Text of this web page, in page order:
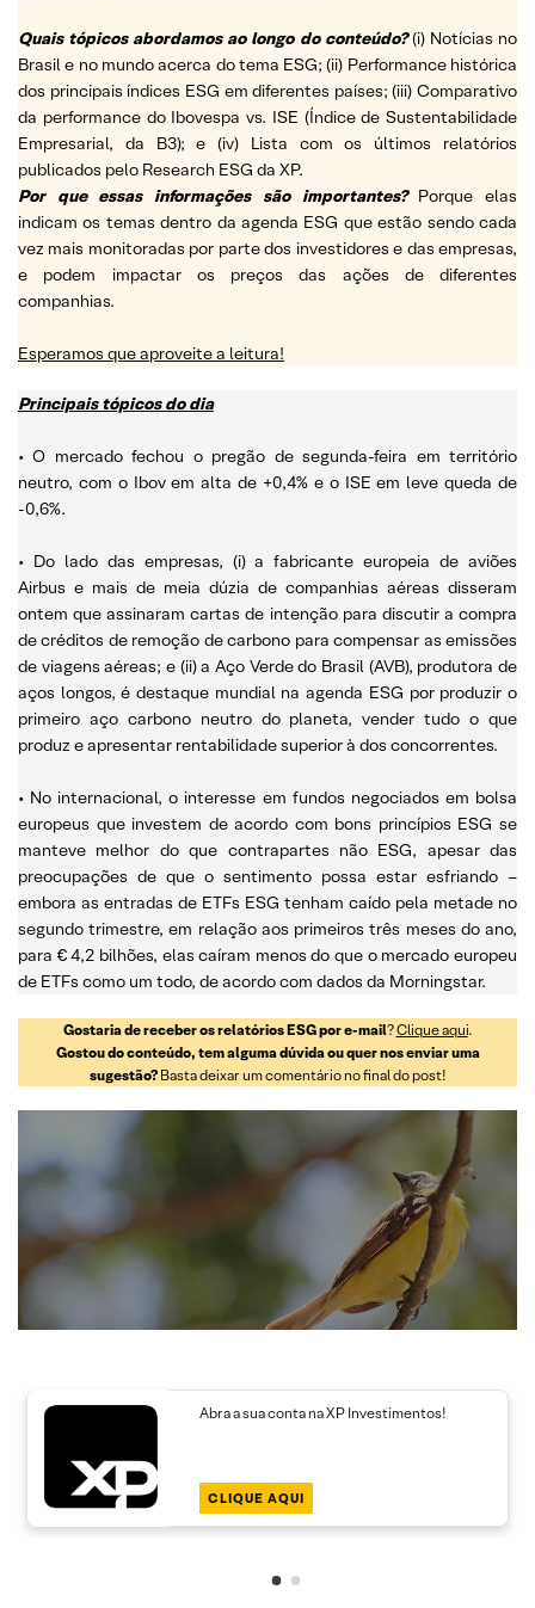
Quais tópicos abordamos ao longo do conteúdo? (i) Notícias no
Brasil e no mundo acerca do tema ESG; (ii) Performance histórica
dos principais índices ESG em diferentes países; (iii) Comparativo
da performance do Ibovespa vs. ISE (Índice de Sustentabilidade
Empresarial, da B3); e (iv) Lista com os últimos relatórios
publicados pelo Research ESG da XP.
Por que essas informações são importantes? Porque elas
indicam os temas dentro da agenda ESG que estão sendo cada
vez mais monitoradas por parte dos investidores e das empresas,
e podem impactar os preços das ações de diferentes
companhias.
Esperamos que aproveite a leitura!
Principais tópicos do dia
• O mercado fechou o pregão de segunda-feira em território
neutro, com o Ibov em alta de +0,4% e o ISE em leve queda de
-0,6%.
• Do lado das empresas, (i) a fabricante europeia de aviões
Airbus e mais de meia dúzia de companhias aéreas disseram
ontem que assinaram cartas de intenção para discutir a compra
de créditos de remoção de carbono para compensar as emissões
de viagens aéreas; e (ii) a Aço Verde do Brasil (AVB), produtora de
aços longos, é destaque mundial na agenda ESG por produzir o
primeiro aço carbono neutro do planeta, vender tudo o que
produz e apresentar rentabilidade superior à dos concorrentes.
• No internacional, o interesse em fundos negociados em bolsa
europeus que investem de acordo com bons princípios ESG se
manteve melhor do que contrapartes não ESG, apesar das
preocupações de que o sentimento possa estar esfriando –
embora as entradas de ETFs ESG tenham caído pela metade no
segundo trimestre, em relação aos primeiros três meses do ano,
para € 4,2 bilhões, elas caíram menos do que o mercado europeu
de ETFs como um todo, de acordo com dados da Morningstar.
Gostaria de receber os relatórios ESG por e-mail?Clique aqui.
Gostou do conteúdo, tem alguma dúvida ou quer nos enviar uma
sugestão?Basta deixar um comentário no final do post!
Abra a sua conta na XP Investimentos!
CLIQUE AQUI